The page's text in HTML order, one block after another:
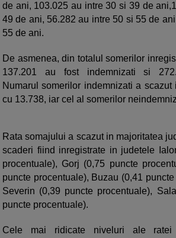
de ani, 103.025 au intre 30 si 39 de
49 de ani, 56.282 au intre 50 si 55 de
55 de ani.
De asmenea, din totalul somerilor
137.201 au fost indemnizati si
Numarul somerilor indemnizati a
cu 13.738, iar cel al somerilor
Rata somajului a scazut in majoritatea
scaderi fiind inregistrate in judetele
procentuale), Gorj (0,75 puncte
puncte procentuale), Buzau (0,41
Severin (0,39 puncte procentuale),
puncte procentuale).
Cele mai ridicate niveluri ale